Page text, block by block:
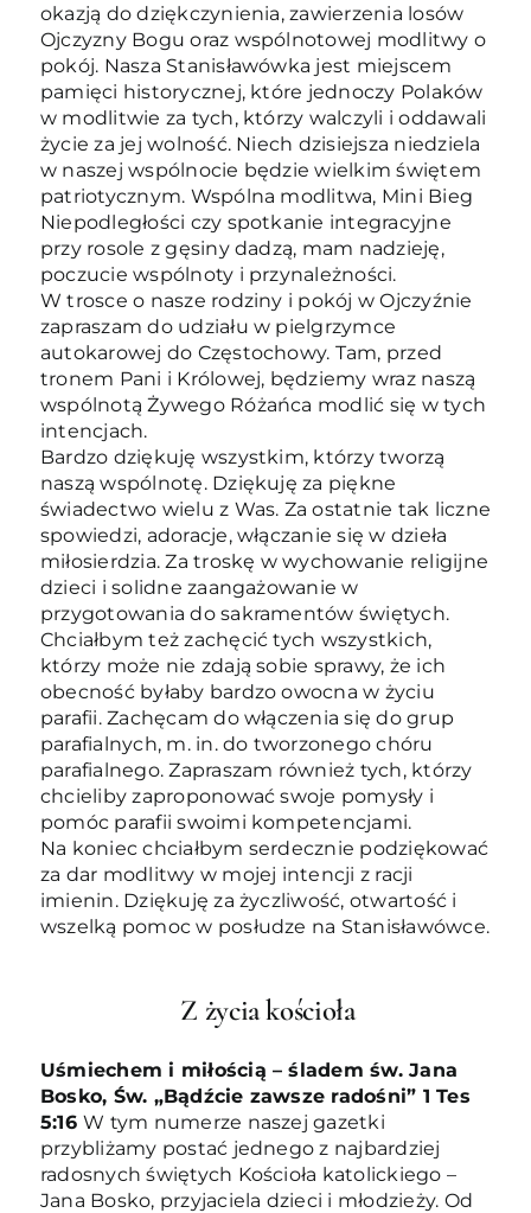
okazją do dziękczynienia, zawierzenia losów
Ojczyzny Bogu oraz wspólnotowej modlitwy o
pokój. Nasza Stanisławówka jest miejscem
pamięci historycznej, które jednoczy Polaków
w modlitwie za tych, którzy walczyli i oddawali
życie za jej wolność. Niech dzisiejsza niedziela
w naszej wspólnocie będzie wielkim świętem
patriotycznym. Wspólna modlitwa, Mini Bieg
Niepodległości czy spotkanie integracyjne
przy rosole z gęsiny dadzą, mam nadzieję,
poczucie wspólnoty i przynależności.
W trosce o nasze rodziny i pokój w Ojczyźnie
zapraszam do udziału w pielgrzymce
autokarowej do Częstochowy. Tam, przed
tronem Pani i Królowej, będziemy wraz naszą
wspólnotą Żywego Różańca modlić się w tych
intencjach.
Bardzo dziękuję wszystkim, którzy tworzą
naszą wspólnotę. Dziękuję za piękne
świadectwo wielu z Was. Za ostatnie tak liczne
spowiedzi, adoracje, włączanie się w dzieła
miłosierdzia. Za troskę w wychowanie religijne
dzieci i solidne zaangażowanie w
przygotowania do sakramentów świętych.
Chciałbym też zachęcić tych wszystkich,
którzy może nie zdają sobie sprawy, że ich
obecność byłaby bardzo owocna w życiu
parafii. Zachęcam do włączenia się do grup
parafialnych, m. in. do tworzonego chóru
parafialnego. Zapraszam również tych, którzy
chcieliby zaproponować swoje pomysły i
pomóc parafii swoimi kompetencjami.
Na koniec chciałbym serdecznie podziękować
za dar modlitwy w mojej intencji z racji
imienin. Dziękuję za życzliwość, otwartość i
wszelką pomoc w posłudze na Stanisławówce.
Z życia kościoła
Uśmiechem i miłością – śladem św. Jana
Bosko, Św. „Bądźcie zawsze radośni” 1 Tes
5:16W tym numerze naszej gazetki
przybliżamy postać jednego z najbardziej
radosnych świętych Kościoła katolickiego –
Jana Bosko, przyjaciela dzieci i młodzieży. Od